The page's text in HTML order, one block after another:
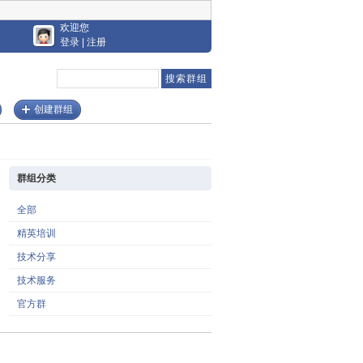
欢迎您
登录
注册
创建群组
群组分类
全部
精英培训
技术分享
技术服务
官方群